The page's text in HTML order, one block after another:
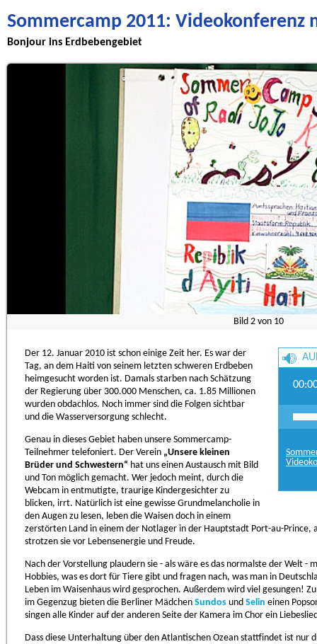
Sommercamp 2011: Videokonferenz
Bonjour ins Erdbebengebiet
Bild 2von 10
Der 12. Januar 2010 ist schon einige Zeit her. Es war der
Tag, an dem Haiti von seinem letzten schweren Erdbeben
heimgesucht worden ist. Damals starben nach Schätzung
der Regierung über 300.000 Menschen, ca. 1.85 Millionen
wurden obdachlos. Noch immer sind die Folgen sichtbar
und die Wasserversorgung schlecht.
Genau in dieses Gebiet haben unsere Sommercamp-
Teilnehmer telefoniert. Der Verein „Unsere kleinen
Brüder und Schwestern“ hat uns einen Austausch mit Bild
und Ton möglich gemacht. Wer jedoch meint, durch die
Webcam in entmutigte, traurige Kindergesichter zu
blicken, irrt. Natürlich ist eine gewisse Grundmelancholie in
den Augen zu lesen, leben die Waisen doch in einem
zerstörten Land in einem der Notlager in der Hauptstadt Port-au-Prince,
strotzen sie vor Lebensenergie und Freude.
Nach der Vorstellung plaudern sie - als wäre es das normalste der Welt -
Hobbies, was es dort für Tiere gibt und fragen nach, was man in
Leben im Waisenhaus wird gesprochen. Außerdem wird viel gesungen!
im Gegenzug bieten die Berliner Mädchen Sundos und Selin einen
singen alle Kinder auf der anderen Seite der Kamera im Chor ein
Dass diese Unterhaltung über den Atlantischen Ozean stattfindet ist nur